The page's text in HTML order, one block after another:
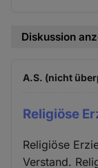
Diskussion
A.S. (nicht
Religiöse
Religiöse
Verstand.